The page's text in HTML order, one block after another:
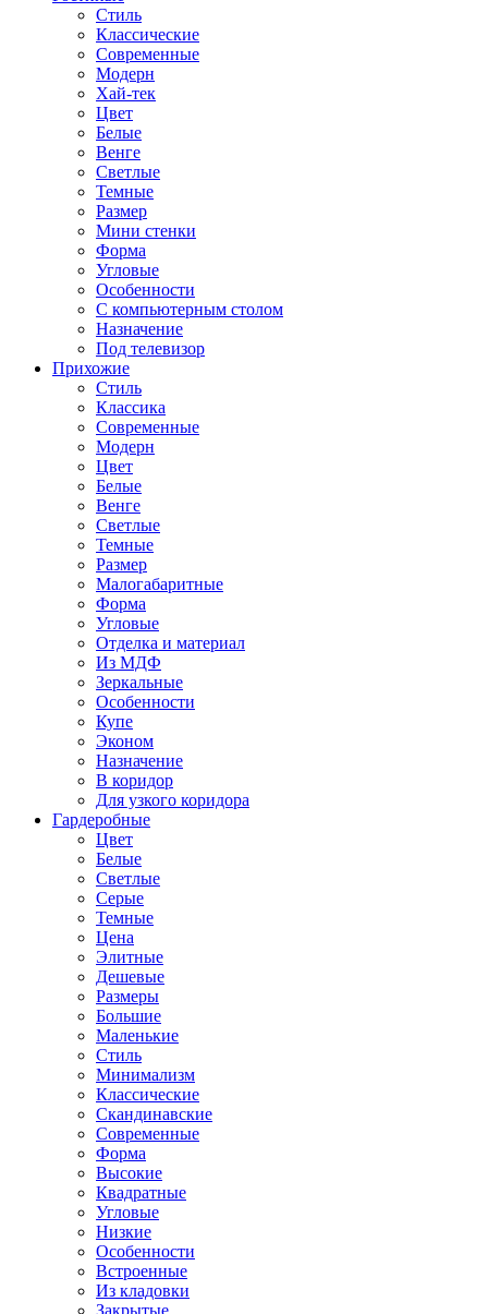
Стиль
Классические
Современные
Модерн
Хай-тек
Цвет
Белые
Венге
Светлые
Темные
Размер
Мини стенки
Форма
Угловые
Особенности
С компьютерным столом
Назначение
Под телевизор
Прихожие
Стиль
Классика
Современные
Модерн
Цвет
Белые
Венге
Светлые
Темные
Размер
Малогабаритные
Форма
Угловые
Отделка и материал
Из МДФ
Зеркальные
Особенности
Купе
Эконом
Назначение
В коридор
Для узкого коридора
Гардеробные
Цвет
Белые
Светлые
Серые
Темные
Цена
Элитные
Дешевые
Размеры
Большие
Маленькие
Стиль
Минимализм
Классические
Скандинавские
Современные
Форма
Высокие
Квадратные
Угловые
Низкие
Особенности
Встроенные
Из кладовки
Закрытые